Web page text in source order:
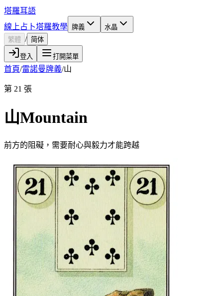
塔羅耳語
線上占卜塔羅教學 牌義
水晶
繁體 / 简体
登入 打開菜單
首頁/雷諾曼牌義/山
第 21 張
山Mountain
前方的阻礙，需要耐心與毅力才能跨越